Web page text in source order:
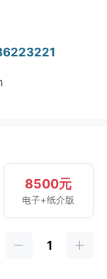
8500元
电子+纸介版